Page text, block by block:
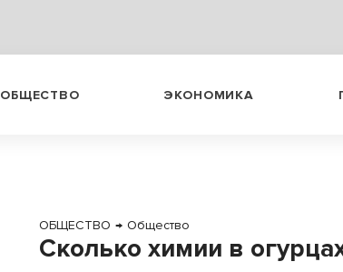
ОБЩЕСТВО ЭКОНОМИКА
ОБЩЕСТВО → Общество
Сколько химии в